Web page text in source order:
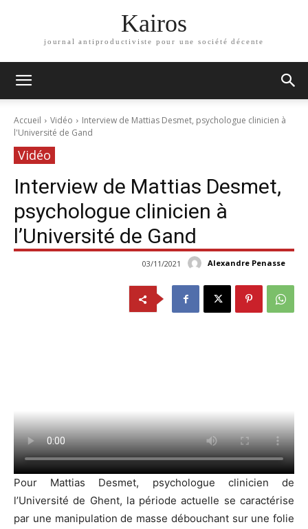
Kairos
journal antiproductiviste pour une société décente
Accueil Vidéo
Interview de Mattias Desmet, psychologue clinicien à
l'Université de Gand
Vidéo
Interview de Mattias Desmet,
psychologue clinicien à
l’Université de Gand
Alexandre Penasse
03/11/2021
Pour Mattias Desmet, psychologue clinicien de
l’Université de Ghent, la période actuelle se caractérise
par une manipulation de masse débouchant sur une folie